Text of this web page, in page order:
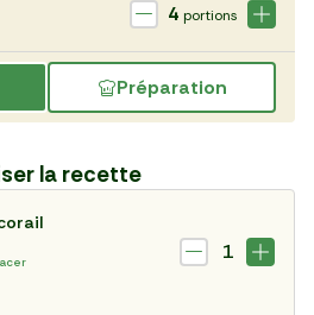
Préparation
4 portions
la recette
1